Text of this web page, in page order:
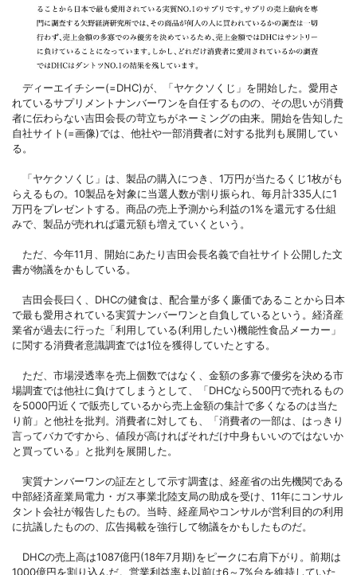
ディーエイチシー(=DHC)が、「ヤケクソくじ」を開始した。愛用さ
れているサプリメントナンバーワンを自任するものの、その思いが消費
者に伝わらない吉田会長の苛立ちがネーミングの由来。開始を告知した
自社サイト(=画像)では、他社や一部消費者に対する批判も展開してい
る。
「ヤケクソくじ」は、製品の購入につき、1万円が当たるくじ1枚がも
らえるもの。10製品を対象に当選人数が割り振られ、毎月計335人に1
万円をプレゼントする。商品の売上予測から利益の1%を還元する仕組
みで、製品が売れれば還元額も増えていくという。
ただ、今年11月、開始にあたり吉田会長名義で自社サイト公開した文
書が物議をかもしている。
吉田会長曰く、DHCの健食は、配合量が多く廉価であることから日本
で最も愛用されている実質ナンバーワンと自負しているという。経済産
業省が過去に行った「利用している(利用したい)機能性食品メーカー」
に関する消費者意識調査では1位を獲得していたとする。
ただ、市場浸透率を売上個数ではなく、金額の多寡で優劣を決める市
場調査では他社に負けてしまうとして、「DHCなら500円で売れるもの
を5000円近くで販売しているから売上金額の集計で多くなるのは当た
り前」と他社を批判。消費者に対しても、「消費者の一部は、はっきり
言ってバカですから、値段が高ければそれだけ中身もいいのではないか
と買っている」と批判を展開した。
実質ナンバーワンの証左として示す調査は、経産省の出先機関である
中部経済産業局電力・ガス事業北陸支局の助成を受け、11年にコンサル
タント会社が報告したもの。当時、経産局やコンサルが営利目的の利用
に抗議したものの、広告掲載を強行して物議をかもしたものだ。
DHCの売上高は1087億円(18年7月期)をピークに右肩下がり。前期は
1000億円を割り込んだ。営業利益率も以前は6～7%台を維持していた